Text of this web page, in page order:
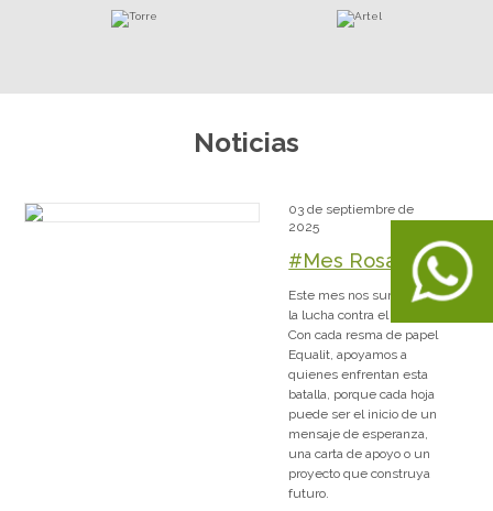
Noticias
03 de septiembre de
2025
#Mes Rosa
Este mes nos sumamos a
la lucha contra el cáncer.
Con cada resma de papel
Equalit, apoyamos a
quienes enfrentan esta
batalla, porque cada hoja
puede ser el inicio de un
mensaje de esperanza,
una carta de apoyo o un
proyecto que construya
futuro.